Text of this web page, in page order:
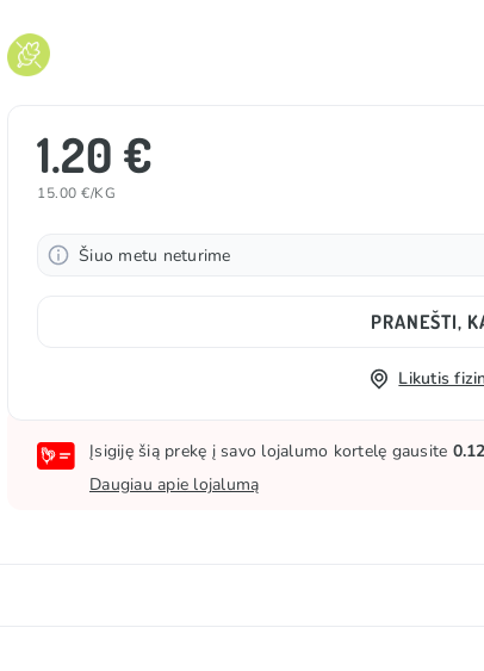
1.20 €
15.00 €/KG
Šiuo metu neturime
PRANEŠTI,
Likutis
Įsigiję šią prekę į savo lojalumo kortelę gausite
Daugiau apie lojalumą
želatina, rūgštingumą reguliuojančios